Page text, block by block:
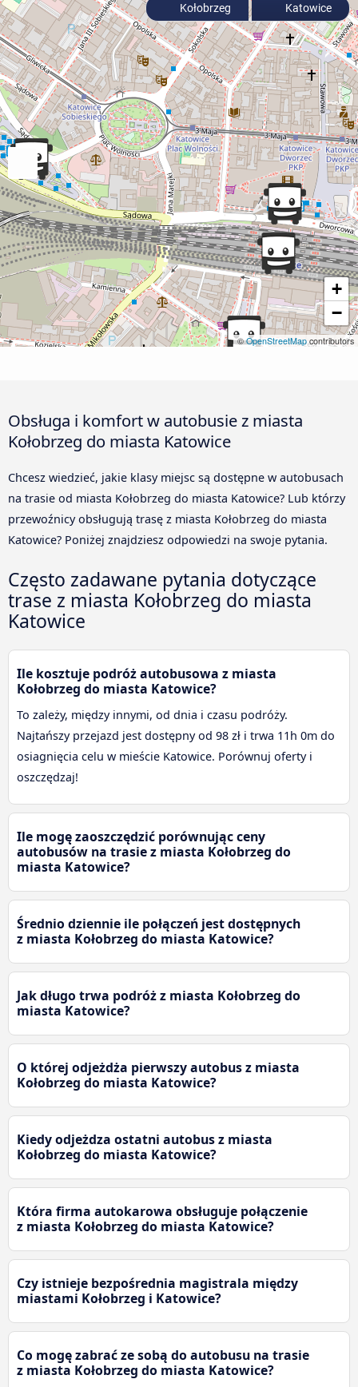
+
−
©OpenStreetMapcontributors
Kołobrzeg Katowice
Obsługa i komfort w autobusie z miasta
Kołobrzeg do miasta Katowice
Chcesz wiedzieć, jakie klasy miejsc są dostępne w autobusach
na trasie od miasta Kołobrzeg do miasta Katowice? Lub którzy
przewoźnicy obsługują trasę z miasta Kołobrzeg do miasta
Katowice? Poniżej znajdziesz odpowiedzi na swoje pytania.
Często zadawane pytania dotyczące
trase z miasta Kołobrzeg do miasta
Katowice
Ile kosztuje podróż autobusowa z miasta
Kołobrzeg do miasta Katowice?
To zależy, między innymi, od dnia i czasu podróży.
Najtańszy przejazd jest dostępny od 98 zł i trwa 11h 0m do
osiagnięcia celu w mieście Katowice. Porównuj oferty i
oszczędzaj!
Ile mogę zaoszczędzić porównując ceny
autobusów na trasie z miasta Kołobrzeg do
miasta Katowice?
Średnio dziennie ile połączeń jest dostępnych
z miasta Kołobrzeg do miasta Katowice?
Jak długo trwa podróż z miasta Kołobrzeg do
miasta Katowice?
O której odjeżdża pierwszy autobus z miasta
Kołobrzeg do miasta Katowice?
Kiedy odjeżdza ostatni autobus z miasta
Kołobrzeg do miasta Katowice?
Która firma autokarowa obsługuje połączenie
z miasta Kołobrzeg do miasta Katowice?
Czy istnieje bezpośrednia magistrala między
miastami Kołobrzeg i Katowice?
Co mogę zabrać ze sobą do autobusu na trasie
z miasta Kołobrzeg do miasta Katowice?